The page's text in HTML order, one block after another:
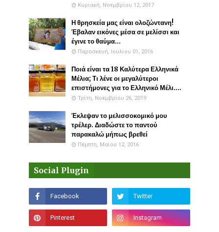
Κυριακή, Νοεμβρίου 12, 2017
Η θρησκεία μας είναι ολοζώντανη!
Έβαλαν εικόνες μέσα σε μελίσσι και
έγινε το θαύμα...
Παρασκευή, Ιουλίου 01, 2016
Ποιά είναι τα 18 Καλύτερα Ελληνικά
Μέλια; Τι λένε οι μεγαλύτεροι
επιστήμονες για το Ελληνικό Μέλι....
Τρίτη, Νοεμβρίου 26, 2019
Έκλεψαν το μελισσοκομικό μου
τρέλερ. Διαδώστε το παντού
παρακαλώ μήπως βρεθεί
Πέμπτη, Μαΐου 12, 2016
Social Plugin